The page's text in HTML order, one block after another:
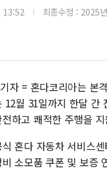
13:52 최종수정 : 2025
자 = 혼다코리아는 본
월 31일까지 한달
하고 쾌적한 주행을
혼다 자동차 서비스
소모품 쿠폰 및 보증